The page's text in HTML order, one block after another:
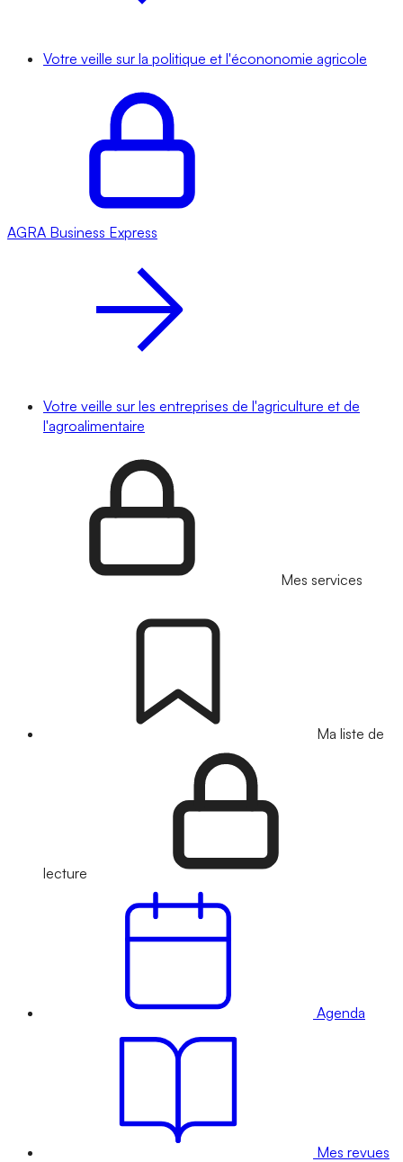
Votre veille sur la politique et l'écononomie agricole
AGRA Business Express
Votre veille sur les entreprises de l'agriculture et de
l'agroalimentaire
Mes services
Ma liste de
lecture
Agenda
Mes revues